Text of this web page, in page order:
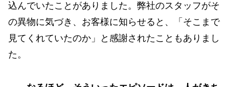
込んでいたことがありました。弊社のスタッフがそ
の異物に気づき、お客様に知らせると、「そこまで
見てくれていたのか」と感謝されたこともありまし
た。